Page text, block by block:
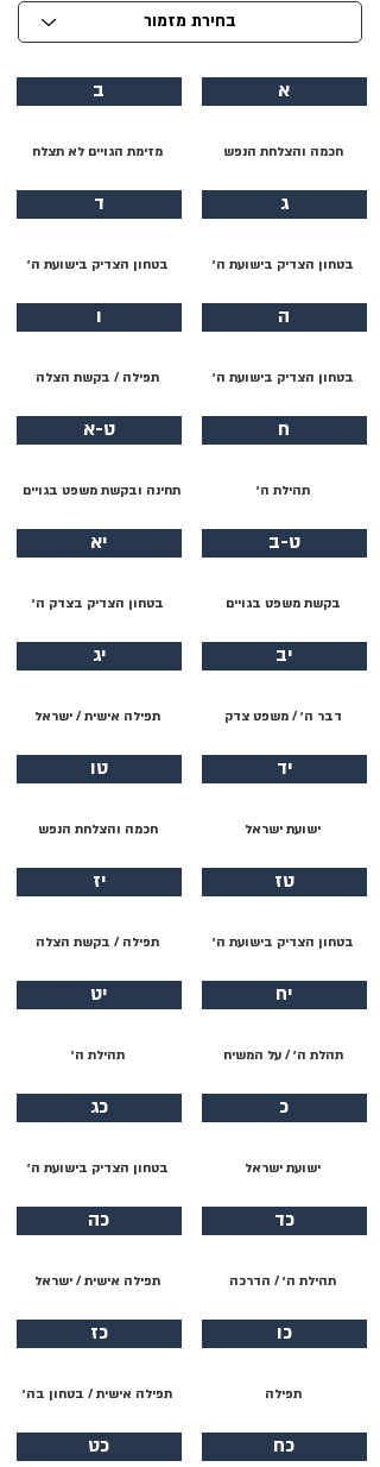
א
חכמה והצלחת הנפש
ג
בטחון הצדיק בישועת ה׳
ה
בטחון הצדיק בישועת ה׳
ח
תהילת ה׳
ט-ב
בקשת משפט בגויים
יב
דבר ה׳ / משפט צדק
יד
ישועת ישראל
טז
בטחון הצדיק בישועת ה׳
יח
תהלת ה׳ / על המשיח
כ
ישועת ישראל
כד
תהילת ה׳ / הדרכה
כו
תפילה
כח
ב
מזימת הגויים לא תצלח
ד
בטחון הצדיק בישועת ה׳
ו
תפילה / בקשת הצלה
ט-א
תחינה ובקשת משפט בגויים
יא
בטחון הצדיק בצדק ה׳
יג
תפילה אישית / ישראל
טו
חכמה והצלחת הנפש
יז
תפילה / בקשת הצלה
יט
תהילת ה׳
כג
בטחון הצדיק בישועת ה׳
כה
תפילה אישית / ישראל
כז
תפילה אישית / בטחון בה׳
כט